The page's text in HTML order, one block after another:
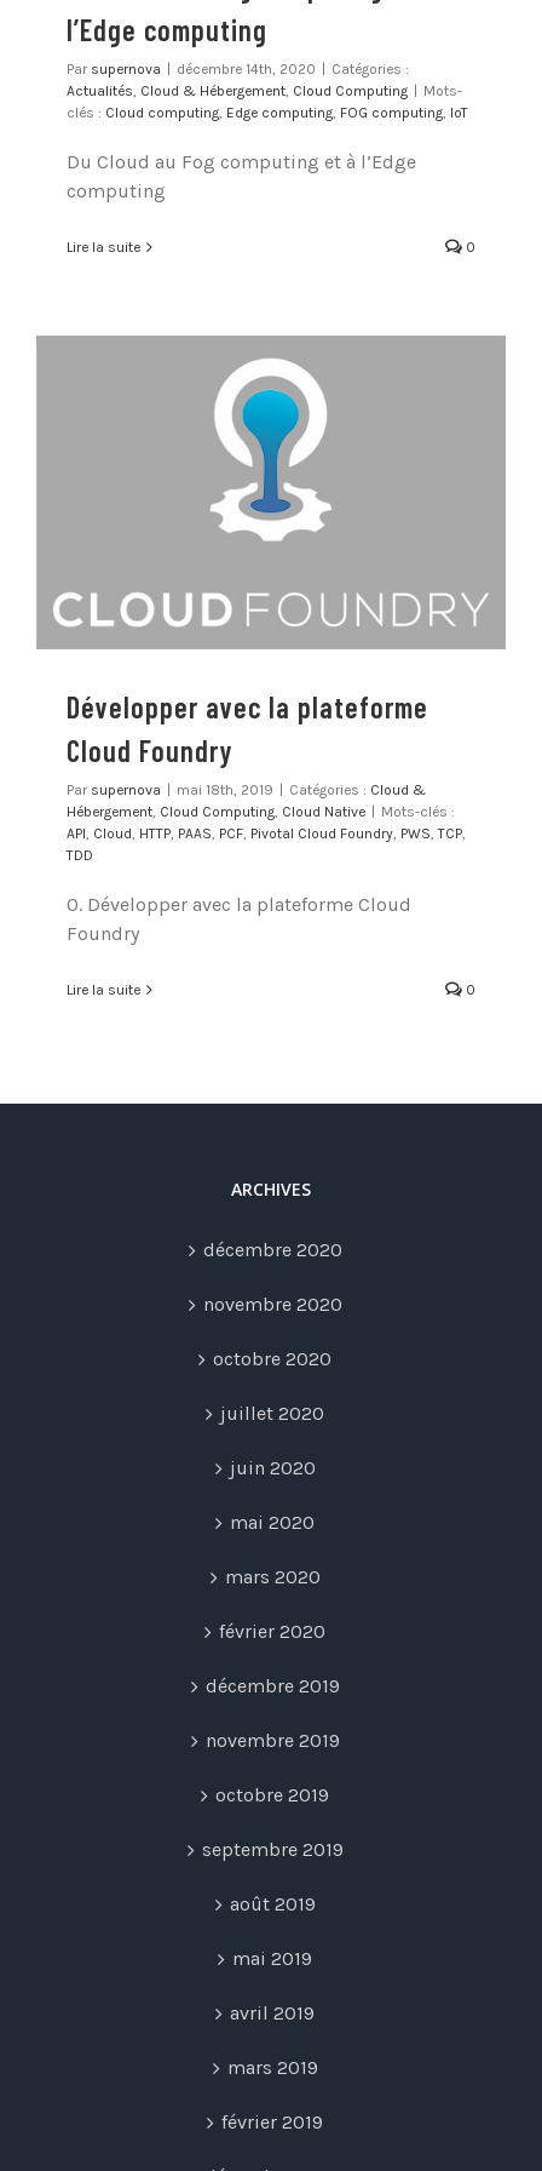
l’Edge computing
Par supernova | décembre 14th, 2020 | Catégories :
Actualités Cloud & Hébergement Cloud Computing | Mots-
clés : Cloud computing Edge computing FOG computing IoT
Du Cloud au Fog computing et à l’Edge
computing
Lire la suite 0
Développer avec la plateforme Cloud
Foundry
Développer avec la plateforme
Cloud Foundry
Par supernova | mai 18th, 2019 | Catégories : Cloud &
Hébergement Cloud Computing Cloud Native | Mots-clés :
API Cloud HTTP PAAS PCF Pivotal Cloud Foundry PWS ,TCP
TDD
0. Développer avec la plateforme Cloud
Foundry
Lire la suite 0
ARCHIVES
décembre 2020
novembre 2020
octobre 2020
juillet 2020
juin 2020
mai 2020
mars 2020
février 2020
décembre 2019
novembre 2019
octobre 2019
septembre 2019
août 2019
mai 2019
avril 2019
mars 2019
février 2019